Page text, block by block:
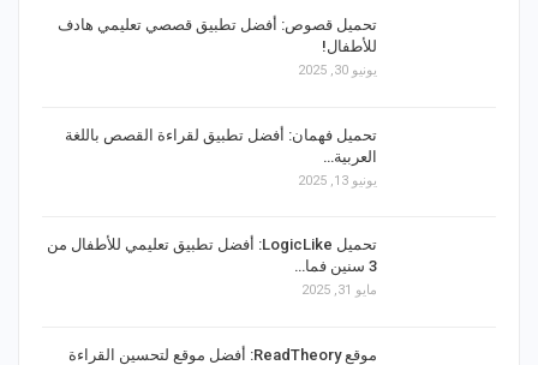
تحميل قصوص: أفضل تطبيق قصصي تعليمي هادف
للأطفال!
يونيو 30, 2025
تحميل فهمان: أفضل تطبيق لقراءة القصص باللغة
العربية…
يونيو 13, 2025
تحميل LogicLike: أفضل تطبيق تعليمي للأطفال من
3 سنين فما…
مايو 31, 2025
موقع ReadTheory: أفضل موقع لتحسين القراءة